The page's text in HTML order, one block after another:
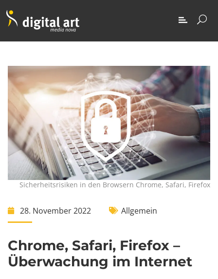
Sicherheitsrisiken in den Browsern Chrome, Safari, Firefox
28. November 2022 Allgemein
Chrome, Safari, Firefox –
Überwachung im Internet